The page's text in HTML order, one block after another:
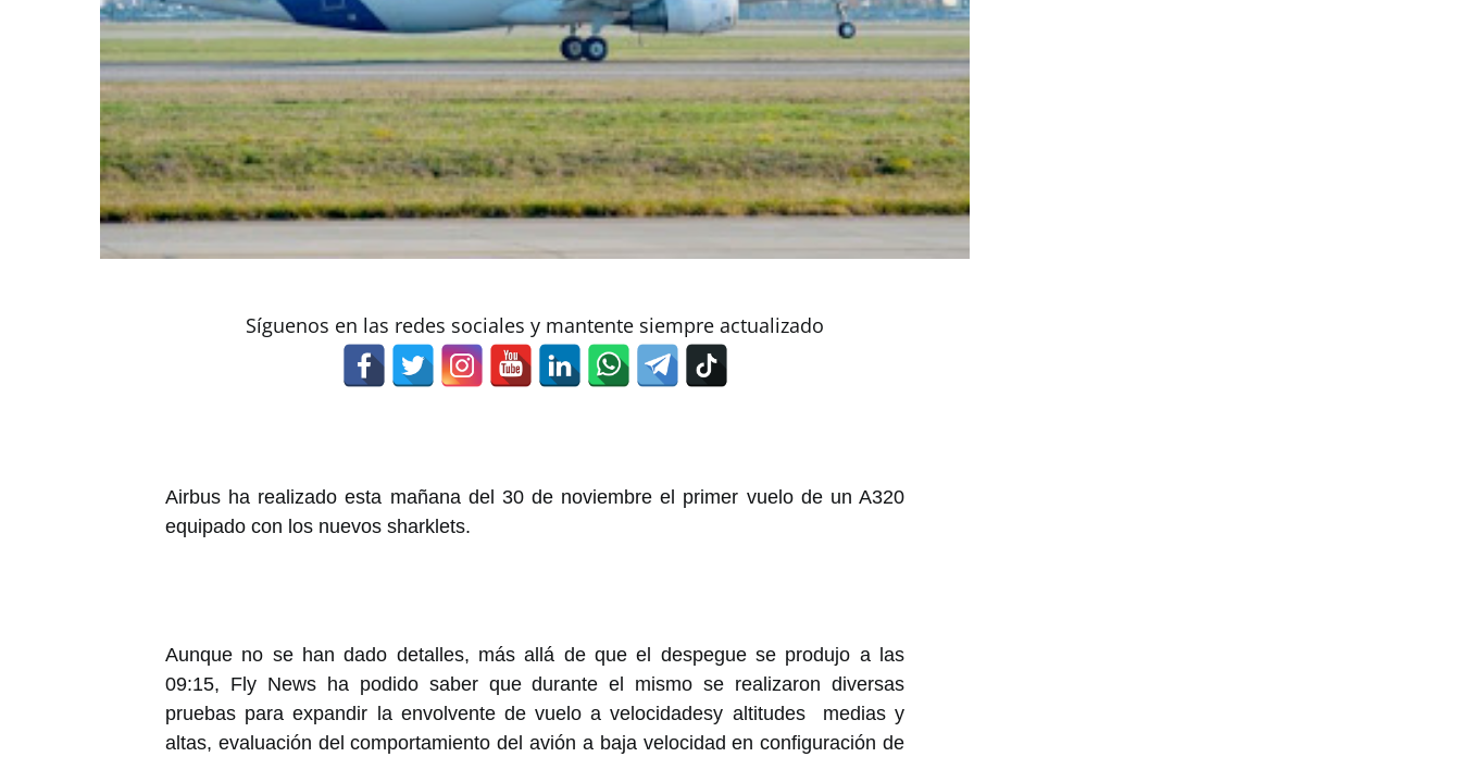
Síguenos en las redes sociales y mantente siempre actualizado
Airbus ha realizado esta mañana del 30 de noviembre el primer vuelo de un A320
equipado con los nuevos sharklets.
Aunque no se han dado detalles, más allá de que el despegue se produjo a las
09:15, Fly News ha podido saber que durante el mismo se realizaron diversas
pruebas para expandir la envolvente de vuelo a velocidadesy altitudes medias y
altas, evaluación del comportamiento del avión a baja velocidad en configuración de